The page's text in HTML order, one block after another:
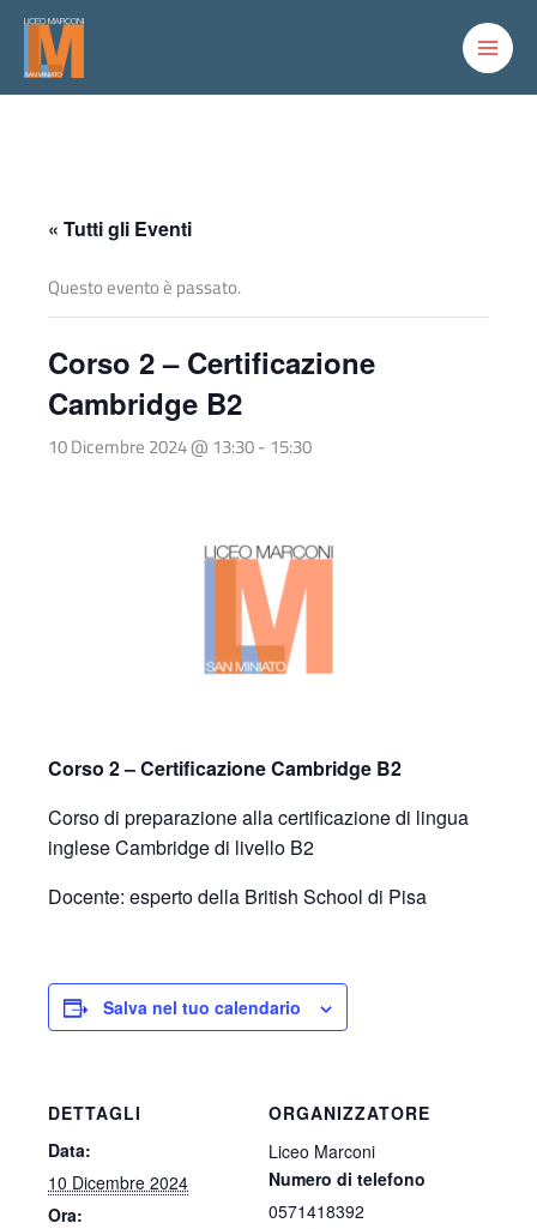
contenuto
« Tutti gli Eventi
Questo evento è passato.
Corso 2 – Certificazione
Cambridge B2
10 Dicembre 2024 @ 13:30- 15:30
Corso 2 – Certificazione Cambridge B2
Corso di preparazione alla certificazione di lingua
inglese Cambridge di livello B2
Docente: esperto della British School di Pisa
Salva nel tuo calendario
DETTAGLI
Data:
10 Dicembre 2024
Ora:
ORGANIZZATORE
Liceo Marconi
Numero di telefono
0571418392